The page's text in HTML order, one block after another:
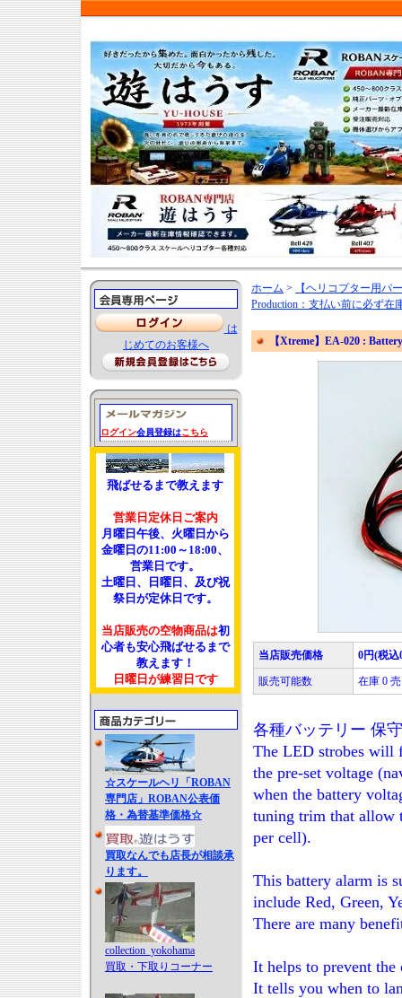
は
じめてのお客様へ
ログイン会員登録はこちら
飛ばせるまで教えます
営業日定休日ご案内
月曜日午後、火曜日から
金曜日の11:00～18:00、
営業日です。
土曜日、日曜日、及び祝
祭日が定休日です。
当店販売の空物商品は初
心者も安心飛ばせるまで
教えます！
日曜日が練習日です
☆スケールヘリ「ROBAN
専門店」ROBAN公表価
格・為替基準価格☆
買取なんでも店長が相談承
ります。
collection_yokohama
買取・下取りコーナー
ホーム >
【ヘリコプター用パ
Production：支払い前に必ず
【Xtreme】EA-020 :
当店販売価格 0円(税込
販売可能数 在庫 0
各種バッテリー 保
The LED strobes will
the pre-set voltage
when the battery
tuning trim that allow
per cell).
This battery alarm is
include Red, Green,
There are many
It helps to prevent the
It tells you when to